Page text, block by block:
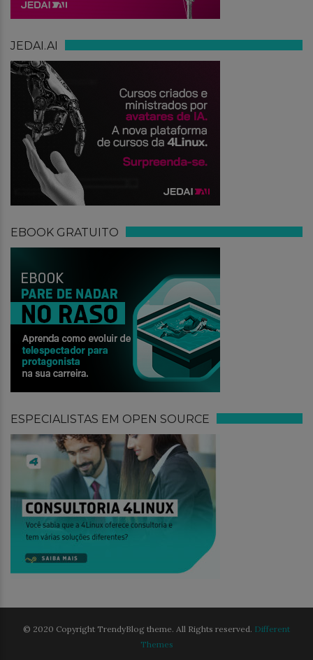
JEDAI.AI
EBOOK GRATUITO
ESPECIALISTAS EM OPEN SOURCE
© 2020 Copyright TrendyBlog theme. All Rights reserved. Different
Themes